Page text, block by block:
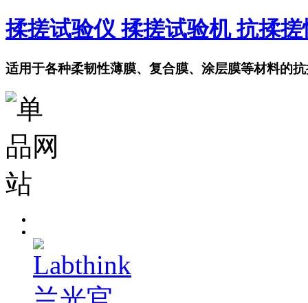
揉搓试验仪 揉搓试验机 抗揉
适用于各种柔韧性薄膜、复合膜、涂层膜等材料的